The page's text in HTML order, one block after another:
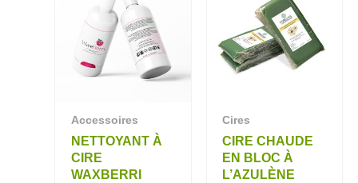
Accessoires
NETTOYANT À
CIRE
WAXBERRI
Cires
CIRE CHAUDE
EN BLOC À
L’AZULÈNE